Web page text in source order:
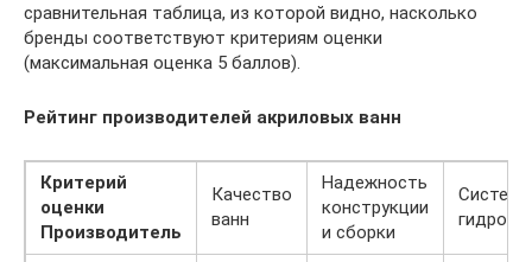
сравнительная таблица, из которой видно, насколько
бренды соответствуют критериям оценки
(максимальная оценка 5 баллов).
Рейтинг производителей акриловых ванн
Критерий
оценки
Производитель
Качество
ванн
Надежность
конструкции
и сборки
Система